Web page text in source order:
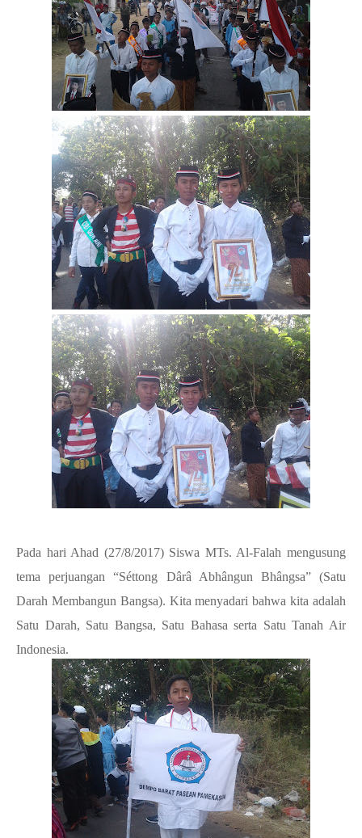
Pada hari Ahad (27/8/2017) Siswa MTs. Al-Falah mengusung
tema perjuangan “Séttong Dârâ Abhângun Bhângsa” (Satu
Darah Membangun Bangsa). Kita menyadari bahwa kita adalah
Satu Darah, Satu Bangsa, Satu Bahasa serta Satu Tanah Air
Indonesia.